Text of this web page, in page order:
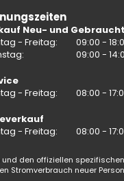
Neu- und
- Freitag:
09:00 -
09:00 -
- Freitag:
08:00 -
- Freitag:
08:00 -
den offiziellen
Stromverbrauch neuer